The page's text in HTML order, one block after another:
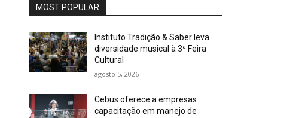
MOST POPULAR
Instituto Tradição & Saber leva
diversidade musical à 3ª Feira
Cultural
agosto 5, 2026
Cebus oferece a empresas
capacitação em manejo de